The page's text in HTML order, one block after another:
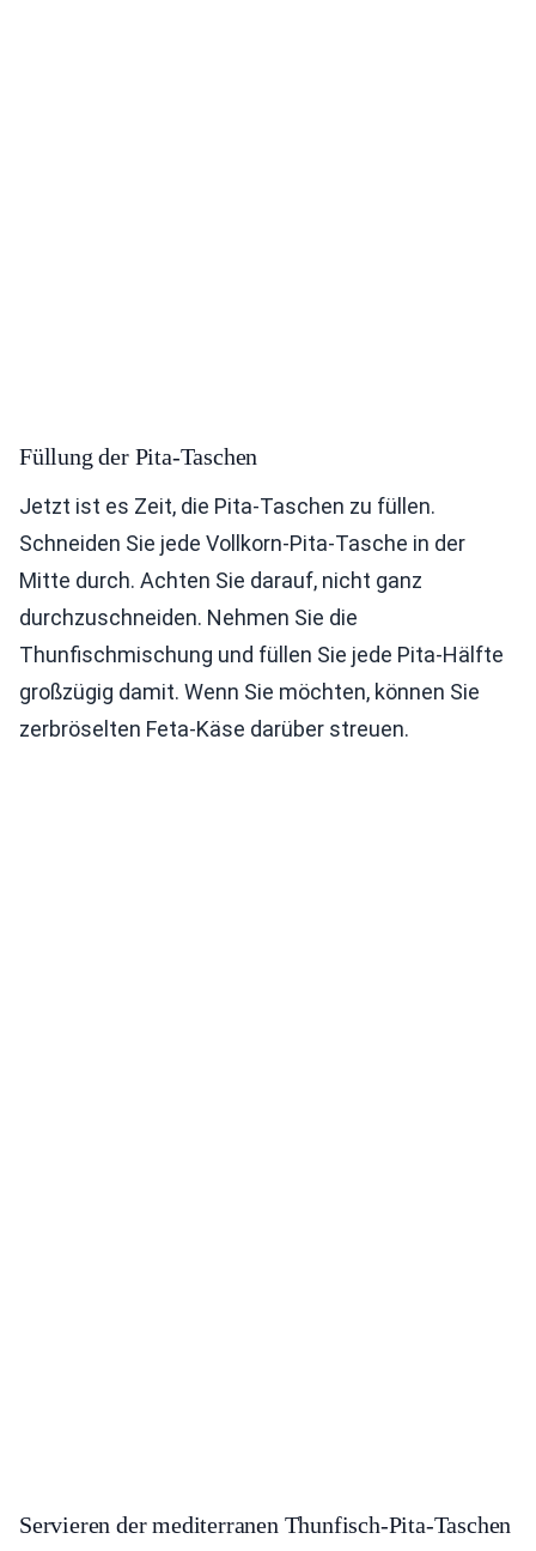
Füllung der Pita-Taschen
Jetzt ist es Zeit, die Pita-Taschen zu füllen.
Schneiden Sie jede Vollkorn-Pita-Tasche in der
Mitte durch. Achten Sie darauf, nicht ganz
durchzuschneiden. Nehmen Sie die
Thunfischmischung und füllen Sie jede Pita-Hälfte
großzügig damit. Wenn Sie möchten, können Sie
zerbröselten Feta-Käse darüber streuen.
Servieren der mediterranen Thunfisch-Pita-Taschen